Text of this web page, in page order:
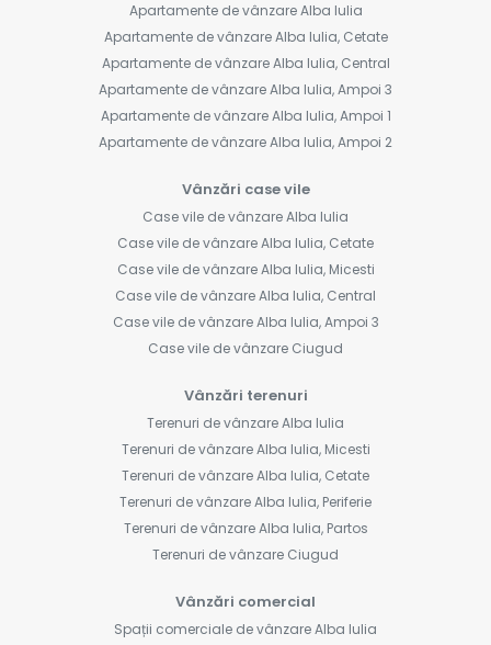
Apartamente de vânzare Alba Iulia
Apartamente de vânzare Alba Iulia, Cetate
Apartamente de vânzare Alba Iulia, Central
Apartamente de vânzare Alba Iulia, Ampoi 3
Apartamente de vânzare Alba Iulia, Ampoi 1
Apartamente de vânzare Alba Iulia, Ampoi 2
Vânzări case vile
Case vile de vânzare Alba Iulia
Case vile de vânzare Alba Iulia, Cetate
Case vile de vânzare Alba Iulia, Micesti
Case vile de vânzare Alba Iulia, Central
Case vile de vânzare Alba Iulia, Ampoi 3
Case vile de vânzare Ciugud
Vânzări terenuri
Terenuri de vânzare Alba Iulia
Terenuri de vânzare Alba Iulia, Micesti
Terenuri de vânzare Alba Iulia, Cetate
Terenuri de vânzare Alba Iulia, Periferie
Terenuri de vânzare Alba Iulia, Partos
Terenuri de vânzare Ciugud
Vânzări comercial
Spații comerciale de vânzare Alba Iulia